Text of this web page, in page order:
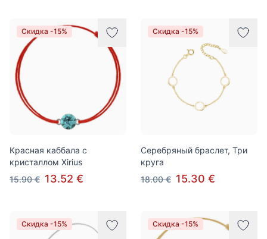
Скидка -15%
Красная каббала с
кристаллом Xirius
15.90 € 13.52 €
Скидка -15%
Серебряный браслет, Три
круга
18.00 € 15.30 €
Скидка -15% Скидка -15%